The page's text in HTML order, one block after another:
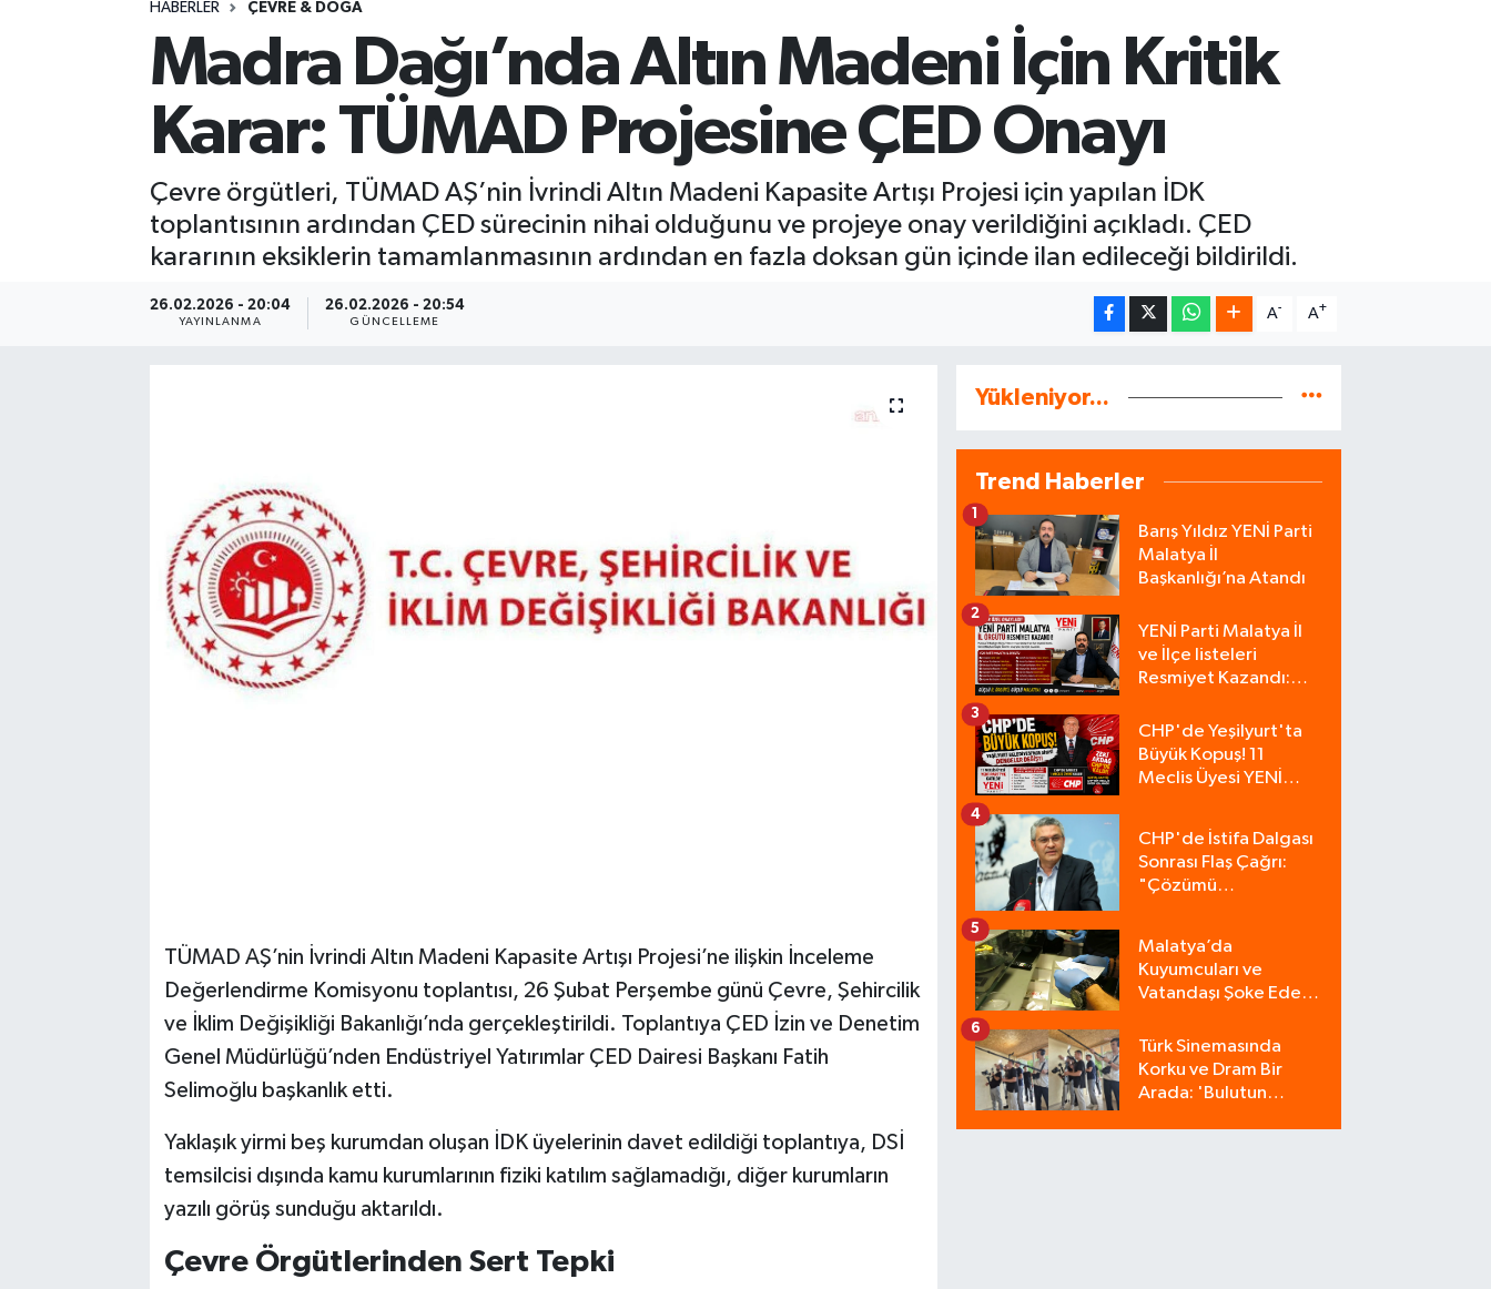
HABERLER ÇEVRE & DOĞA
Madra Dağı’nda Altın Madeni İçin Kritik
Karar: TÜMAD Projesine ÇED Onayı
Çevre örgütleri, TÜMAD AŞ’nin İvrindi Altın Madeni Kapasite Artışı Projesi için yapılan İDK
toplantısının ardından ÇED sürecinin nihai olduğunu ve projeye onay verildiğini açıkladı. ÇED
kararının eksiklerin tamamlanmasının ardından en fazla doksan gün içinde ilan edileceği bildirildi.
26.02.2026 - 20:04
YAYINLANMA
26.02.2026 - 20:54
GÜNCELLEME
A- A+
TÜMAD AŞ’nin İvrindi Altın Madeni Kapasite Artışı Projesi’ne ilişkin İnceleme
Değerlendirme Komisyonu toplantısı, 26 Şubat Perşembe günü Çevre, Şehircilik
ve İklim Değişikliği Bakanlığı’nda gerçekleştirildi. Toplantıya ÇED İzin ve Denetim
Genel Müdürlüğü’nden Endüstriyel Yatırımlar ÇED Dairesi Başkanı Fatih
Selimoğlu başkanlık etti.
Yaklaşık yirmi beş kurumdan oluşan İDK üyelerinin davet edildiği toplantıya, DSİ
temsilcisi dışında kamu kurumlarının fiziki katılım sağlamadığı, diğer kurumların
yazılı görüş sunduğu aktarıldı.
Çevre Örgütlerinden Sert Tepki
Yükleniyor...
Trend Haberler
Barış Yıldız YENİ Parti
Malatya İl
Başkanlığı’na Atandı
1
YENİ Parti Malatya İl
ve İlçe listeleri
Resmiyet Kazandı:
2
CHP'de Yeşilyurt'ta
Büyük Kopuş! 11
Meclis Üyesi YENİ
Tek Üyeyle Kaldı
3
CHP'de İstifa Dalgası
Sonrası Flaş Çağrı:
"Çözümü
4
Malatya’da
Kuyumcuları ve
Vatandaşı Şoke Eden
Milyonluk Tuzağı Polis
Bozdu!
5
Türk Sinemasında
Korku ve Dram Bir
Arada: 'Bulutun
6